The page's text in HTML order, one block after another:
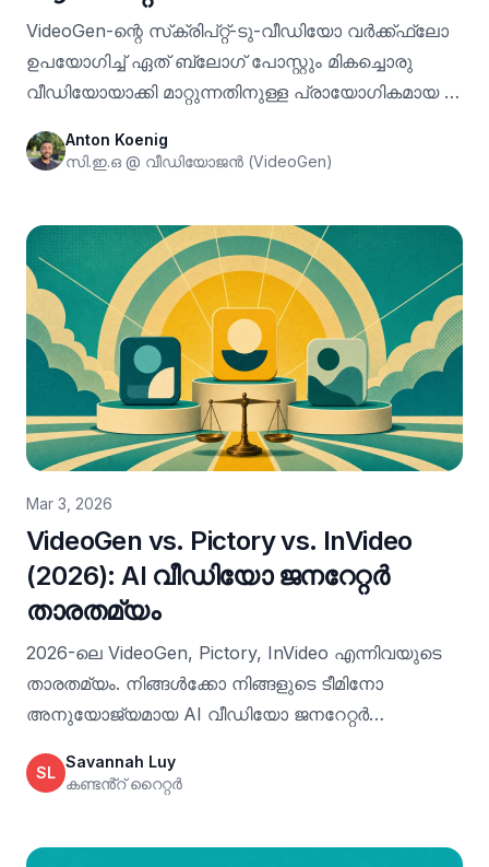
VideoGen-ന്റെ സ്‌ക്രിപ്റ്റ്-ടു-വീഡിയോ വർക്ക്‌ഫ്ലോ
ഉപയോഗിച്ച് ഏത് ബ്ലോഗ് പോസ്റ്റും മികച്ചൊരു
വീഡിയോയാക്കി മാറ്റുന്നതിനുള്ള പ്രായോഗികമായ 6-
Anton Koenig
സി.ഇ.ഒ @ വീഡിയോജൻ (VideoGen)
Mar 3, 2026
VideoGen vs. Pictory vs. InVideo
(2026): AI വീഡിയോ ജനറേറ്റർ
താരതമ്യം
2026-ലെ VideoGen, Pictory, InVideo എന്നിവയുടെ
താരതമ്യം. നിങ്ങൾക്കോ നിങ്ങളുടെ ടീമിനോ
അനുയോജ്യമായ AI വീഡിയോ ജനറേറ്റർ
ഓട്ടോമേഷൻ ഡെപ്ത്, പ്ലാറ്റ്ഫോം സപ്പോർട്ട് എന്നിവ
SL
Savannah Luy
കണ്ടൻ്റ് റൈറ്റർ